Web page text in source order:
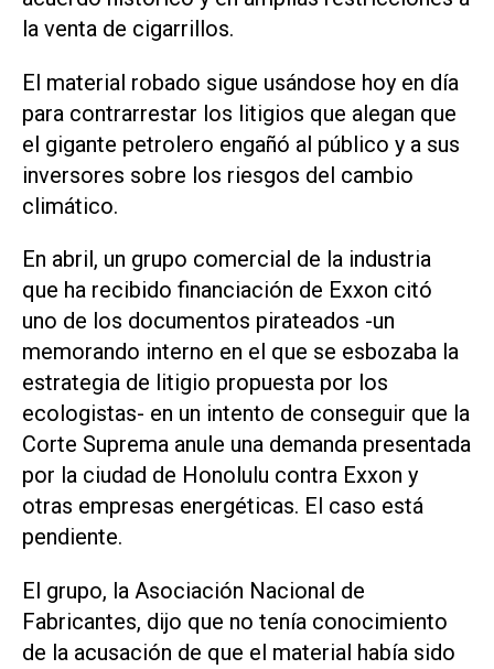
la venta de cigarrillos.
El material robado sigue usándose hoy en día
para contrarrestar los litigios que alegan que
el gigante petrolero engañó al público y a sus
inversores sobre los riesgos del cambio
climático.
En abril, un grupo comercial de la industria
que ha recibido financiación de Exxon citó
uno de los documentos pirateados -un
memorando interno en el que se esbozaba la
estrategia de litigio propuesta por los
ecologistas- en un intento de conseguir que la
Corte Suprema anule una demanda presentada
por la ciudad de Honolulu contra Exxon y
otras empresas energéticas. El caso está
pendiente.
El grupo, la Asociación Nacional de
Fabricantes, dijo que no tenía conocimiento
de la acusación de que el material había sido